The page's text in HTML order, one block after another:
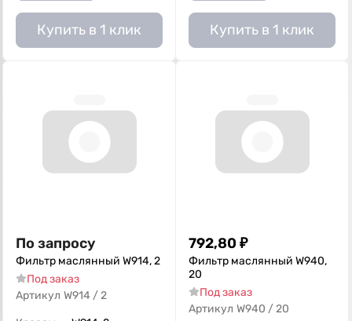
Купить в 1 клик Купить в 1 клик
По запросу
Фильтр маслянный W914, 2
Под заказ
Артикул W914 / 2
792,80 ₽
Фильтр маслянный W940,
20
Под заказ
Артикул W940 / 20